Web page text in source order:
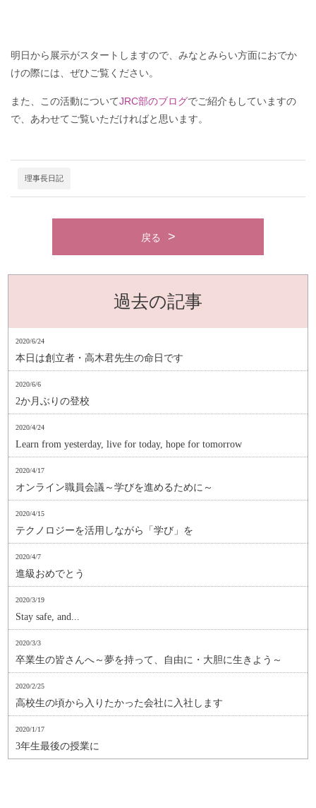
明日から展示がスタートしますので、みなとみらい方面におでか
けの際には、ぜひご覧ください。
また、この活動についてJRC部のブログでご紹介もしていますの
で、あわせてご覧いただければと思います。
理事長日記
戻る
過去の記事
2020/6/24
本日は創立者・高木君先生の命日です
2020/6/6
2か月ぶりの登校
2020/4/24
Learn from yesterday, live for today, hope for tomorrow
2020/4/17
オンライン職員会議～学びを進めるために～
2020/4/15
テクノロジーを活用しながら「学び」を
2020/4/7
進級おめでとう
2020/3/19
Stay safe, and...
2020/3/3
卒業生の皆さんへ～夢を持って、自由に・大胆に生きよう～
2020/2/25
高校生の頃から入りたかった会社に入社します
2020/1/17
3年生最後の授業に